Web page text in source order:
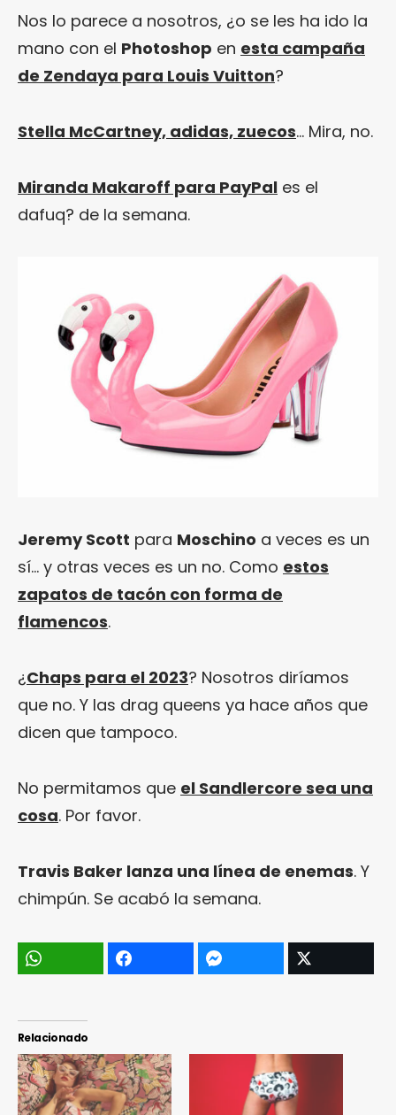
Nos lo parece a nosotros, ¿o se les ha ido la
mano con el Photoshop en esta campaña
de Zendaya para Louis Vuitton?
Stella McCartney, adidas, zuecos… Mira, no.
Miranda Makaroff para PayPal es el
dafuq? de la semana.
Jeremy Scott para Moschino a veces es un
sí… y otras veces es un no. Como estos
zapatos de tacón con forma de
flamencos.
¿Chaps para el 2023? Nosotros diríamos
que no. Y las drag queens ya hace años que
dicen que tampoco.
No permitamos que el Sandlercore sea una
cosa. Por favor.
Travis Baker lanza una línea de enemas. Y
chimpún. Se acabó la semana.
Relacionado